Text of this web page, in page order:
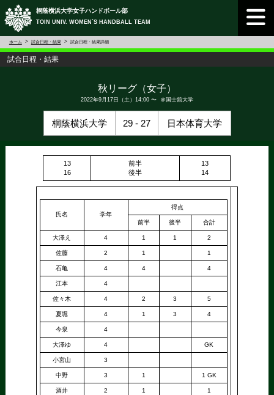
桐蔭横浜大学女子ハンドボール部
TOIN UNIV. WOMEN`S HANDBALL TEAM
ホーム 試合日程・結果 試合日程・結果詳細
試合日程・結果
秋リーグ（女子）
2022年9月17日（土）14:00 〜 ＠国士舘大学
桐蔭横浜大学 29 - 27 日本体育大学
13
16
前半
後半
13
14
氏名 学年
得点
前半 後半 合計
大澤え 4 1 1 2
佐藤 2 1 1
石亀 4 4 4
江本 4
佐々木 4 2 3 5
夏堀 4 1 3 4
今泉 4
大澤ゆ 4 GK
小宮山 3
中野 3 1 1 GK
酒井 2 1 1